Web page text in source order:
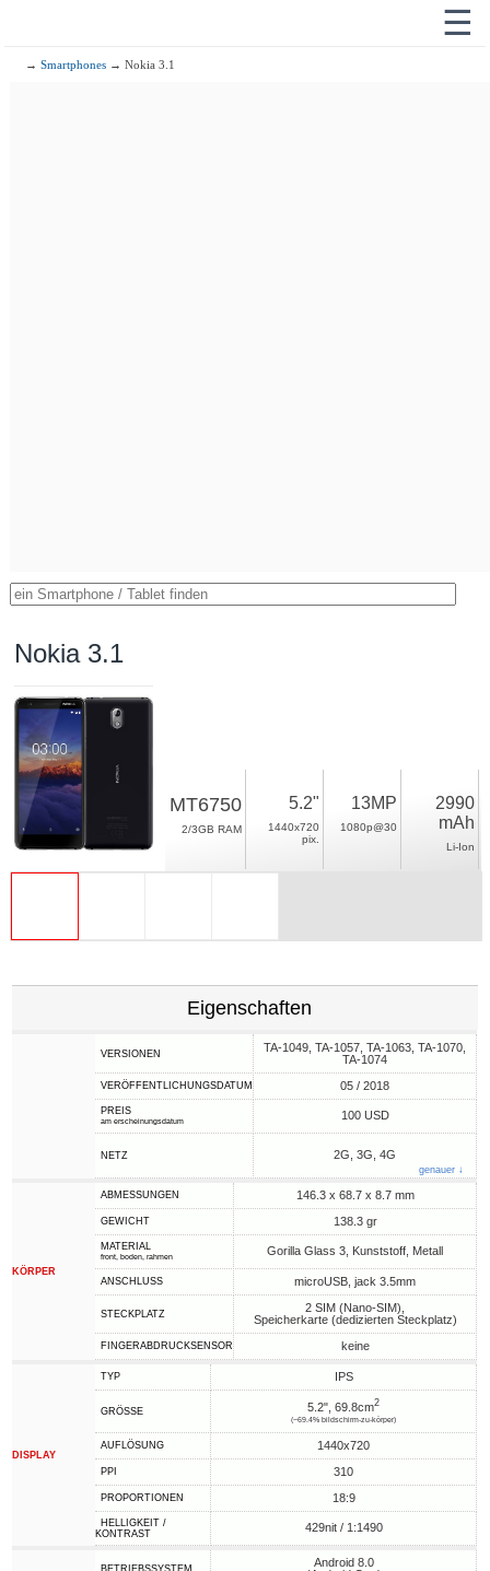
☰
→Smartphones → Nokia 3.1
Nokia 3.1
MT6750
2/3GB RAM
5.2"
1440x720
pix.
13MP
1080p@30
2990
mAh
Li-Ion
Eigenschaften
VERSIONEN
TA-1049, TA-1057, TA-1063, TA-1070,
TA-1074
VERÖFFENTLICHUNGSDATUM 05 / 2018
PREIS
am erscheinungsdatum 100 USD
NETZ 2G, 3G, 4G
genauer ↓
KÖRPER
ABMESSUNGEN 146.3 x 68.7 x 8.7 mm
GEWICHT 138.3 gr
MATERIAL
front, boden, rahmen Gorilla Glass 3, Kunststoff, Metall
ANSCHLUSS microUSB, jack 3.5mm
STECKPLATZ
2 SIM (Nano-SIM),
Speicherkarte (dedizierten Steckplatz)
FINGERABDRUCKSENSOR keine
DISPLAY
TYP IPS
GRÖSSE 5.2", 69.8cm2
(~69.4% bildschirm-zu-körper)
AUFLÖSUNG 1440x720
PPI 310
PROPORTIONEN 18:9
HELLIGKEIT /
KONTRAST
429nit / 1:1490
BETRIEBSSYSTEM
Android 8.0